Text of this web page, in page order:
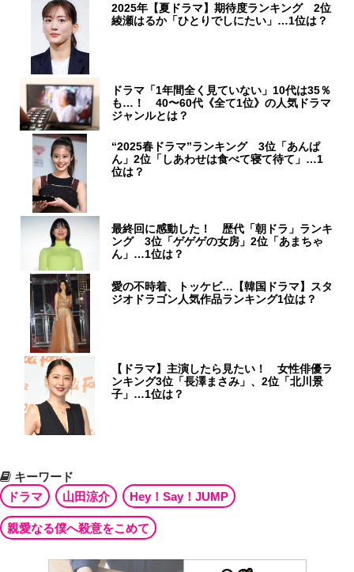
2025年【夏ドラマ】期待度ランキング 2位
綾瀬はるか「ひとりでしにたい」…1位は？
ドラマ「1年間全く見ていない」10代は35％
も…！ 40〜60代《全て1位》の人気ドラマ
ジャンルとは？
“2025春ドラマ”ランキング 3位「あんぱ
ん」2位「しあわせは食べて寝て待て」…1
位は？
最終回に感動した！ 歴代「朝ドラ」ランキ
ング 3位「ゲゲゲの女房」2位「あまちゃ
ん」…1位は？
愛の不時着、トッケビ…【韓国ドラマ】スタ
ジオドラゴン人気作品ランキング1位は？
【ドラマ】主演したら見たい！ 女性俳優ラ
ンキング3位「長澤まさみ」、2位「北川景
子」…1位は？
キーワード
ドラマ
山田涼介 Hey！Say！JUMP
親愛なる僕へ殺意をこめて